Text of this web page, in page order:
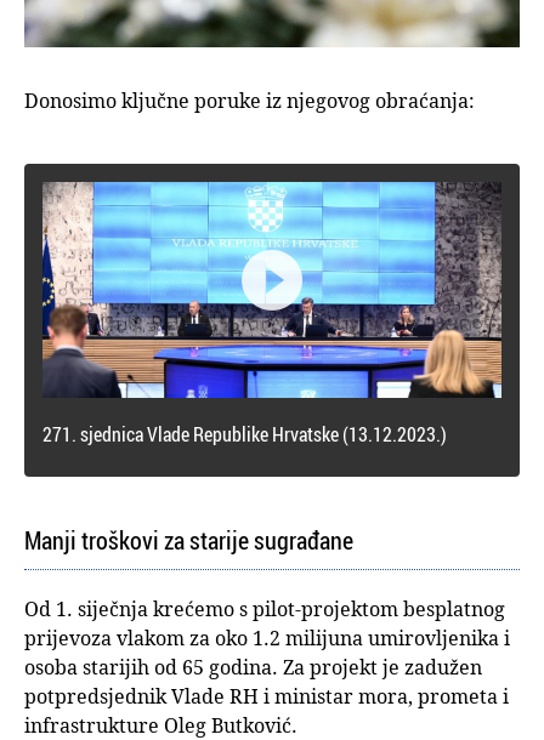
Donosimo ključne poruke iz njegovog obraćanja:

271. sjednica Vlade Republike Hrvatske (13.12.2023.)
Manji troškovi za starije sugrađane
Od 1. siječnja krećemo s pilot-projektom besplatnog
prijevoza vlakom za oko 1.2 milijuna umirovljenika i
osoba starijih od 65 godina. Za projekt je zadužen
potpredsjednik Vlade RH i ministar mora, prometa i
infrastrukture Oleg Butković.